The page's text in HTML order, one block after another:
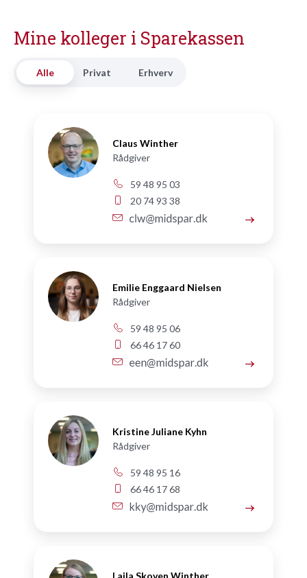
Mine kolleger i Sparekassen
Alle Privat Erhverv
Claus Winther
Rådgiver
59 48 95 03
20 74 93 38
Emilie Enggaard Nielsen
Rådgiver
59 48 95 06
66 46 17 60
Kristine Juliane Kyhn
Rådgiver
59 48 95 16
66 46 17 68
Laila Skoven Winther